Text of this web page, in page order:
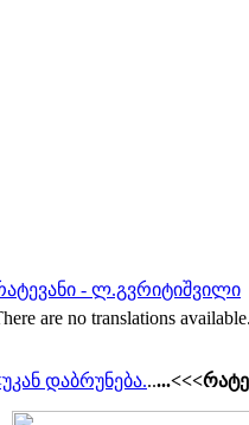
- ლ.გვრიტიშვილი
are no translations
დაბრუნება...